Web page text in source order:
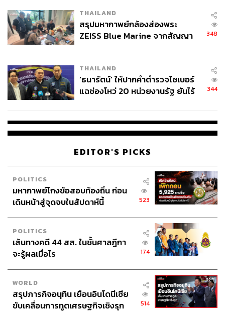
THAILAND
สรุปมหากาพย์กล้องส่องพระ
ZEISS Blue Marine จากสัญญา
จ่ายหนี้-แอบระบุแบรนด์
348
THAILAND
‘ธนารัตน์’ ให้ปากคำตำรวจไซเบอร์
แฉช่องโหว่ 20 หน่วยงานรัฐ ยันไร้
344
EDITOR'S PICKS
POLITICS
มหากาพย์โกงข้อสอบท้องถิ่น ก่อน
เดินหน้าสู่จุดจบในสัปดาห์นี้
523
POLITICS
เส้นทางคดี 44 สส. ในชั้นศาลฎีกา
จะรู้ผลเมื่อไร
174
WORLD
สรุปภารกิจอนุทิน เยือนอินโดนีเซีย
ขับเคลื่อนการทูตเศรษฐกิจเชิงรุก
514